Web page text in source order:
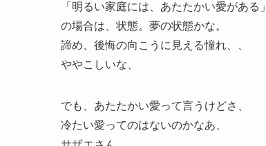
「明るい家庭には、あたたかい愛がある」
の場合は、状態。夢の状態かな。
諦め、後悔の向こうに見える憧れ、、
ややこしいな、
でも、あたたかい愛って言うけどさ、
冷たい愛ってのはないのかなあ、